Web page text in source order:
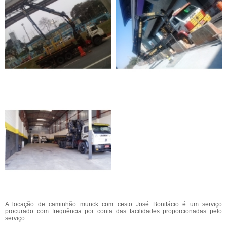
A locação de caminhão munck com cesto José Bonifácio é um serviço
procurado com frequência por conta das facilidades proporcionadas pelo
serviço.